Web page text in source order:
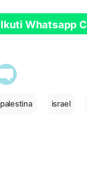
Ikuti Whatsapp
palestina israel